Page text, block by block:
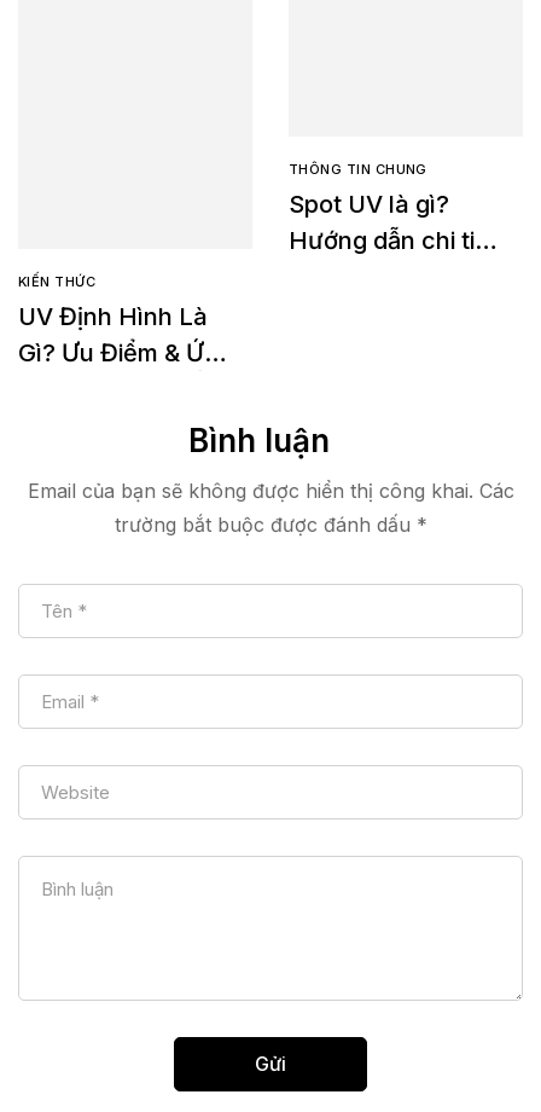
KIẾN THỨC
UV Định Hình Là
Gì? Ưu Điểm & Ứng
THÔNG TIN CHUNG
Spot UV là gì?
Hướng dẫn chi tiết
Bình luận
Email của bạn sẽ không được hiển thị công khai. Các
trường bắt buộc được đánh dấu *